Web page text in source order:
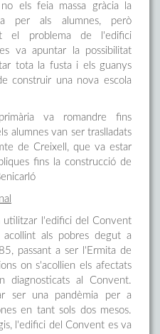
els feia massa gràcia la
per als alumnes, però
el problema de l'edifici
va apuntar la possibilitat
tota la fusta i els guanys
construir una nova escola
va romandre fins
alumnes van ser traslladats
de Creixell, que va estar
fins la construcció de
utilitzar l'edifici del Convent
als pobres degut a
passant a ser l'Ermita de
on s'acollien els afectats
diagnosticats al Convent.
ser una pandèmia per a
en tant sols dos mesos.
l'edifici del Convent es va